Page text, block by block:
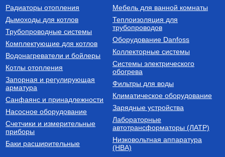
2200 Вт FIL-10 2,2 кВт
(инвертор) с датчиком
9 750Руб.
Купить
Котел газовый настенный
двухконтурный CARES X 24
CF, арт. 3300888
60 510Руб.
Установки канализационные
Установка канализационная
SANIVORT 405 М (боковой
Бойлеры (водонагреватели
косвенного нагрева)
Водонагреватель (бойлер)
Радиаторы отопления
Дымоходы для котлов
Трубопроводные системы
Комплектующие для котлов
Водонагреватели и бойлеры
Котлы отопления
Запорная и регулирующая
арматура
Санфаянс и принадлежности
Насосное оборудование
Счетчики и измерительные
приборы
Баки расширительные
Мебель для ванной комнаты
Теплоизоляция для
трубопроводов
Оборудование Danfoss
Коллекторные системы
Системы электрического
обогрева
Фильтры для воды
Климатическое оборудование
Зарядные устройства
Лабораторные
автотрансформаторы (ЛАТР)
Низковольтная аппаратура
(НВА)